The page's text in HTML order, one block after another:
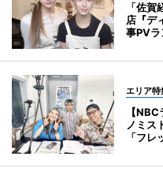
「佐
店『デ
事PVラ
エリア特
【
ノミス
「フレ